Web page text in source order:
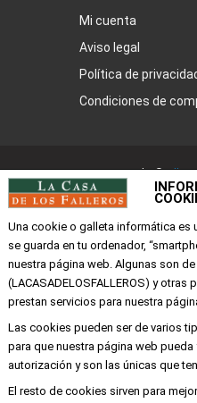
Mi cuenta
Aviso legal
Política de
Condiciones de
Copyright ©Alba
Una cookie o galleta informática es
se guarda en tu ordenador,
nuestra página web. Algunas son
(LACASADELOSFALLEROS) y
prestan servicios para nuestra
Las cookies pueden ser de varios
para que nuestra página web
autorización y son las únicas que
El resto de cookies sirven para